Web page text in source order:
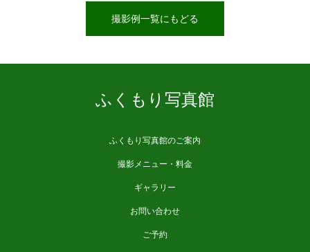
撮影例一覧にもどる
ふくもり写真館
ふくもり写真館のご案内
撮影メニュー・料金
ギャラリー
お問い合わせ
ご予約